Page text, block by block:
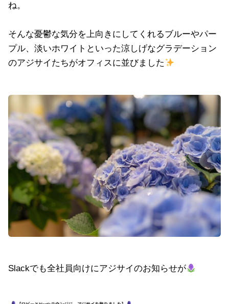
ね。
そんな憂鬱な気分を上向きにしてくれるブルーやパー
プル、淡いホワイトといった涼しげなグラデーション
のアジサイたちがオフィスに並びました
Slackでも全社員向けにアジサイのお知らせが